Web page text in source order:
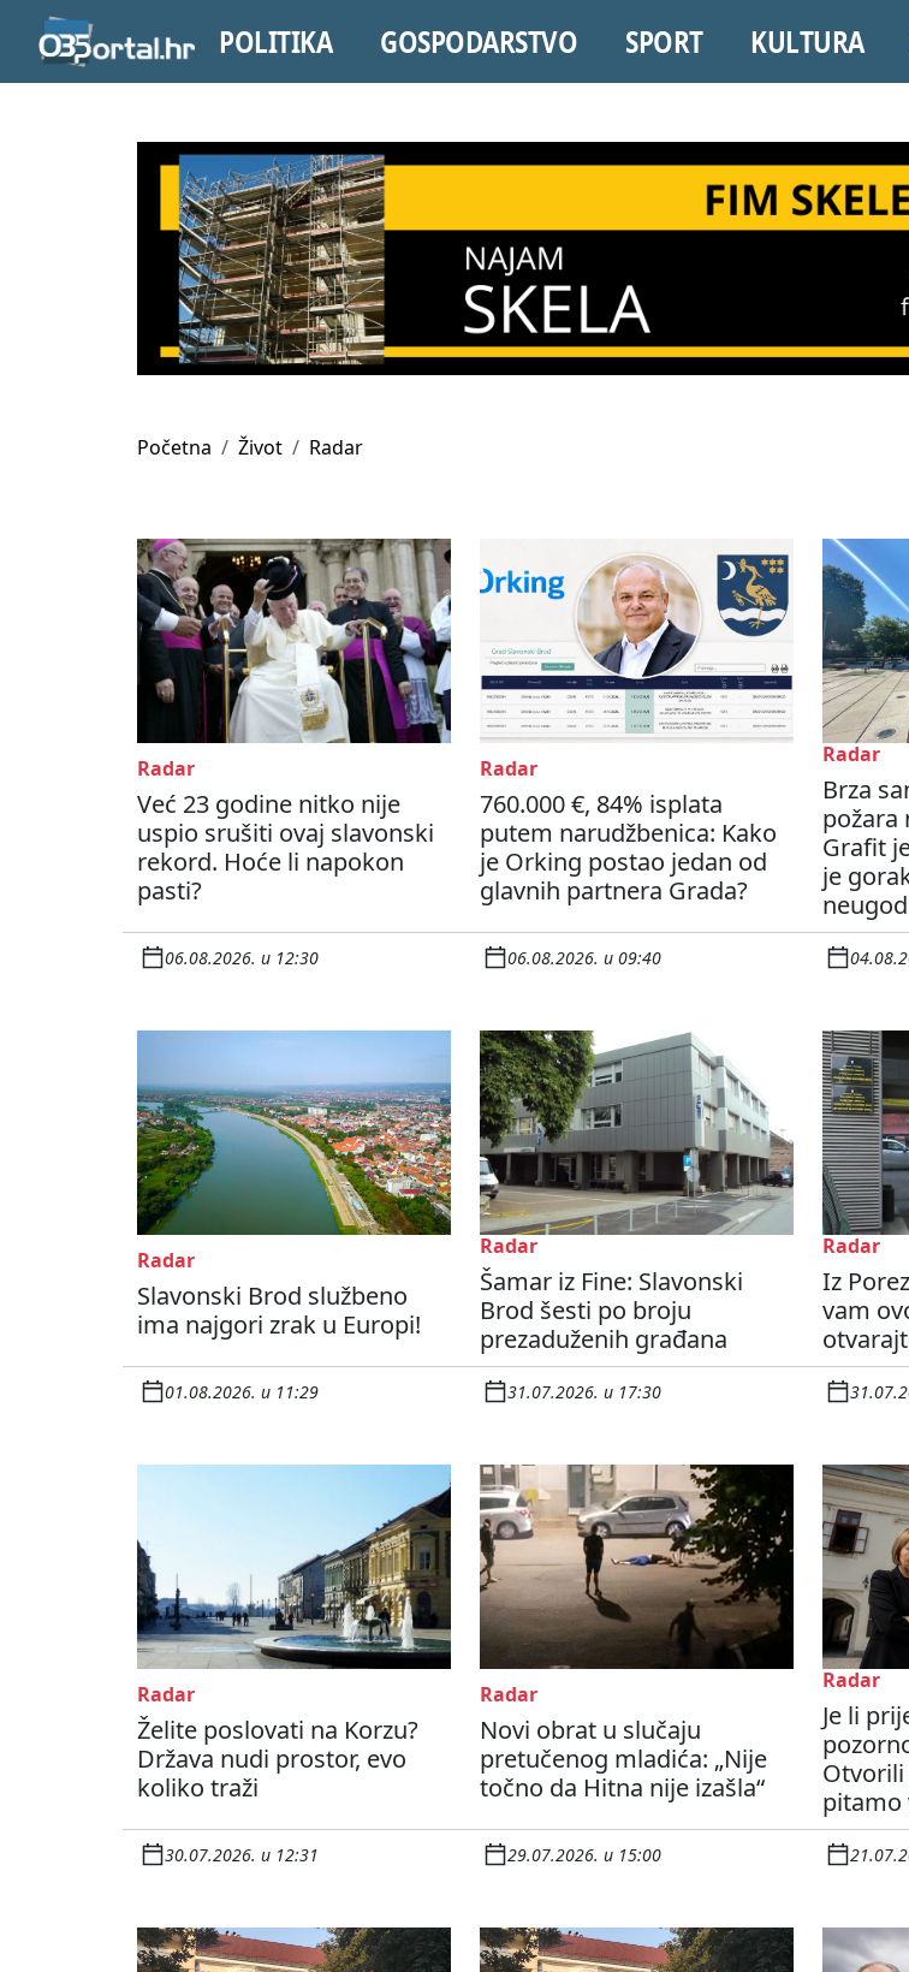
POLITIKA GOSPODARSTVO SPORT KULTURA
Početna Život Radar
Radar
Već 23 godine nitko nije
uspio srušiti ovaj slavonski
rekord. Hoće li napokon
pasti?
06.08.2026. u 12:30
Radar
760.000 €, 84% isplata
putem narudžbenica: Kako
je Orking postao jedan od
glavnih partnera Grada?
06.08.2026. u 09:40
Radar
Brza
požara
Grafit
je
Radar
Slavonski Brod službeno
ima najgori zrak u Europi!
01.08.2026. u 11:29
Radar
Šamar iz Fine: Slavonski
Brod šesti po broju
prezaduženih građana
31.07.2026. u 17:30
Radar
Iz
vam
Radar
Želite poslovati na Korzu?
Država nudi prostor, evo
koliko traži
30.07.2026. u 12:31
Radar
Novi obrat u slučaju
pretučenog mladića: „Nije
točno da Hitna nije izašla“
29.07.2026. u 15:00
Radar
Je li
pitamo